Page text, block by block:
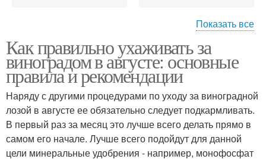
Рак на яблоне
бактериальным раком
Показать все
Как правильно ухаживать за
виноградом в августе: основные
правила и рекомендации
Наряду с другими процедурами по уходу за виноградной
лозой в августе ее обязательно следует подкармливать.
В первый раз за месяц это лучше всего делать прямо в
самом его начале. Лучше всего подойдут для данной
цели минеральные удобрения - например, монофосфат